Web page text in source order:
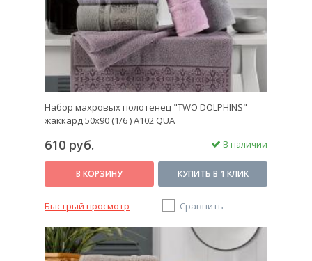
Набор махровых полотенец "TWO DOLPHINS"
жаккард 50х90 (1/6 ) A102 QUA
610 руб. В наличии
В КОРЗИНУ КУПИТЬ В 1 КЛИК
Быстрый просмотр Сравнить